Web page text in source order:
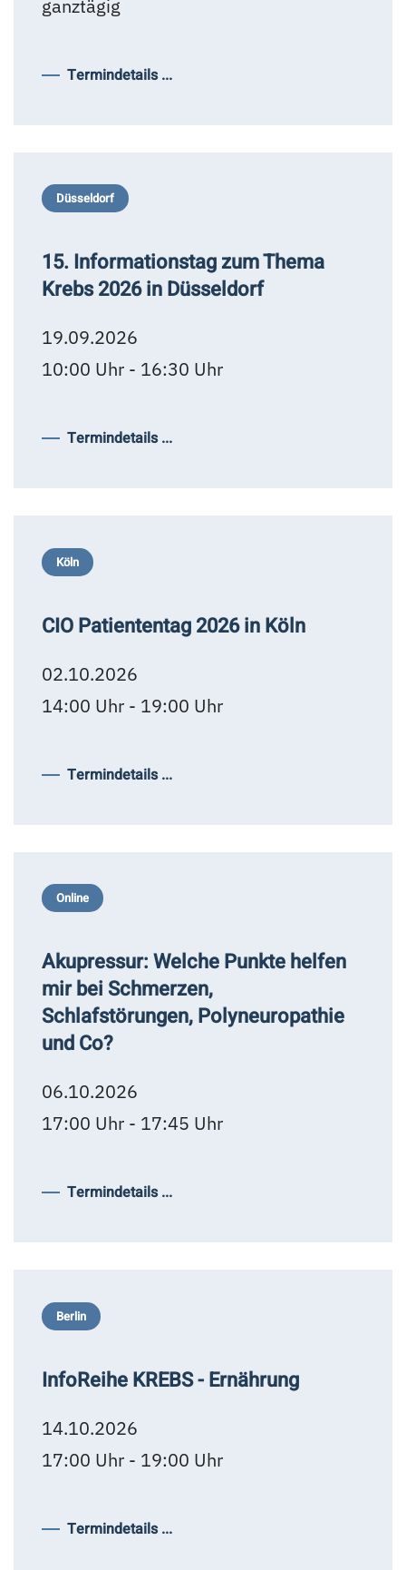
ganztägig
Termindetails ...
Düsseldorf
15. Informationstag zum Thema
Krebs 2026 in Düsseldorf
19.09.2026
10:00 Uhr - 16:30 Uhr
Termindetails ...
Köln
CIO Patiententag 2026 in Köln
02.10.2026
14:00 Uhr - 19:00 Uhr
Termindetails ...
Online
Akupressur: Welche Punkte helfen
mir bei Schmerzen,
Schlafstörungen, Polyneuropathie
und Co?
06.10.2026
17:00 Uhr - 17:45 Uhr
Termindetails ...
Berlin
InfoReihe KREBS - Ernährung
14.10.2026
17:00 Uhr - 19:00 Uhr
Termindetails ...